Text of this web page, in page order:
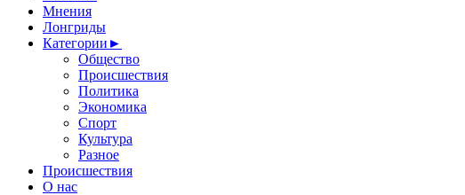
Мнения
Лонгриды
Категории ►
Общество
Происшествия
Политика
Экономика
Спорт
Культура
Разное
Происшествия
О нас